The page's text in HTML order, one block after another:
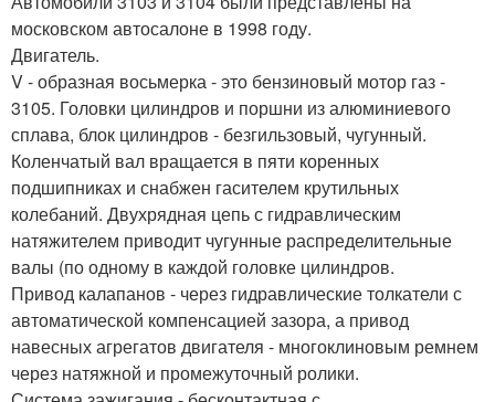
московском автосалоне в 1998 году.
Двигатель.
V - образная восьмерка - это бензиновый мотор газ -
3105. Головки цилиндров и поршни из алюминиевого
сплава, блок цилиндров - безгильзовый, чугунный.
Коленчатый вал вращается в пяти коренных
подшипниках и снабжен гасителем крутильных
колебаний. Двухрядная цепь с гидравлическим
натяжителем приводит чугунные распределительные
валы (по одному в каждой головке цилиндров.
Привод калапанов - через гидравлические толкатели с
автоматической компенсацией зазора, а привод
навесных агрегатов двигателя - многоклиновым ремнем
через натяжной и промежуточный ролики.